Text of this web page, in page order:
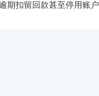
期扣留回款甚至停用账户